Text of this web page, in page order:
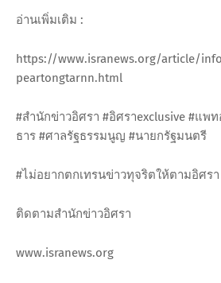
อ่านเพิ่มเติม :
https://www.isranews.org/article/
peartongtarnn.html
#สำนักข่าวอิศรา #อิศราexclusive #แพ
ธาร #ศาลรัฐธรรมนูญ #นายกรัฐมนตรี
#ไม่อยากตกเทรนข่าวทุจริตให้ตามอิศรา
ติดตามสำนักข่าวอิศรา
www.isranews.org